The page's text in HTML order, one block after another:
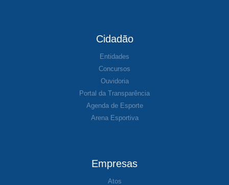
Cidadão
Entidades
Concursos
Ouvidoria
Portal da Transparência
Agenda de Esporte
Arena Esportiva
Empresas
Atos